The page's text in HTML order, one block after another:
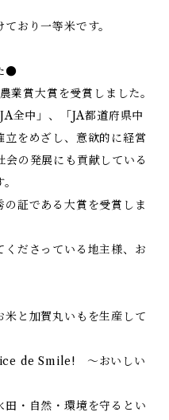
おり一等米です。
●
業賞大賞を受賞しました。
全中」、「JA都道府県中
をめざし、意欲的に経営
の発展にも貢献している
証である大賞を受賞しま
くださっている地主様、お
と加賀丸いもを生産して
de Smile! ～おいしい
・自然・環境を守るとい